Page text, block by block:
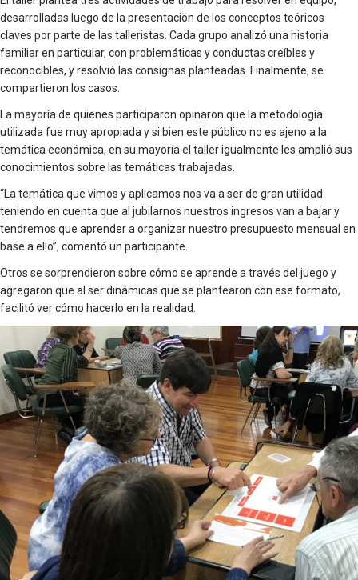
desarrolladas luego de la presentación de los conceptos teóricos
claves por parte de las talleristas. Cada grupo analizó una historia
familiar en particular, con problemáticas y conductas creíbles y
reconocibles, y resolvió las consignas planteadas. Finalmente, se
compartieron los casos.
La mayoría de quienes participaron opinaron que la metodología
utilizada fue muy apropiada y si bien este público no es ajeno a la
temática económica, en su mayoría el taller igualmente les amplió sus
conocimientos sobre las temáticas trabajadas.
“La temática que vimos y aplicamos nos va a ser de gran utilidad
teniendo en cuenta que al jubilarnos nuestros ingresos van a bajar y
tendremos que aprender a organizar nuestro presupuesto mensual en
base a ello”, comentó un participante.
Otros se sorprendieron sobre cómo se aprende a través del juego y
agregaron que al ser dinámicas que se plantearon con ese formato,
facilitó ver cómo hacerlo en la realidad.